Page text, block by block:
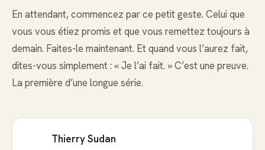
En attendant, commencez par ce petit geste. Celui que
vous vous étiez promis et que vous remettez toujours à
demain. Faites-le maintenant. Et quand vous l’aurez fait,
dites-vous simplement : « Je l’ai fait. » C’est une preuve.
La première d’une longue série.
Thierry Sudan